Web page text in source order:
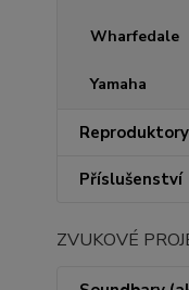
Wharfedale
Yamaha
Příslušenství
ZVUKOVÉ